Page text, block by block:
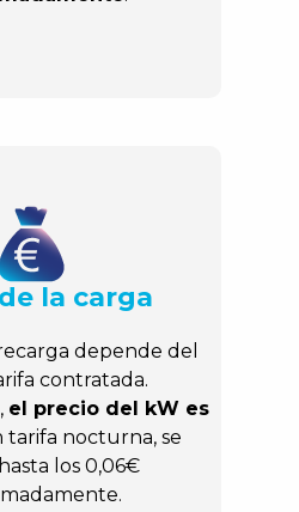
la carga
depende del
contratada.
el precio del kW es
tarifa nocturna, se
los 0,06€